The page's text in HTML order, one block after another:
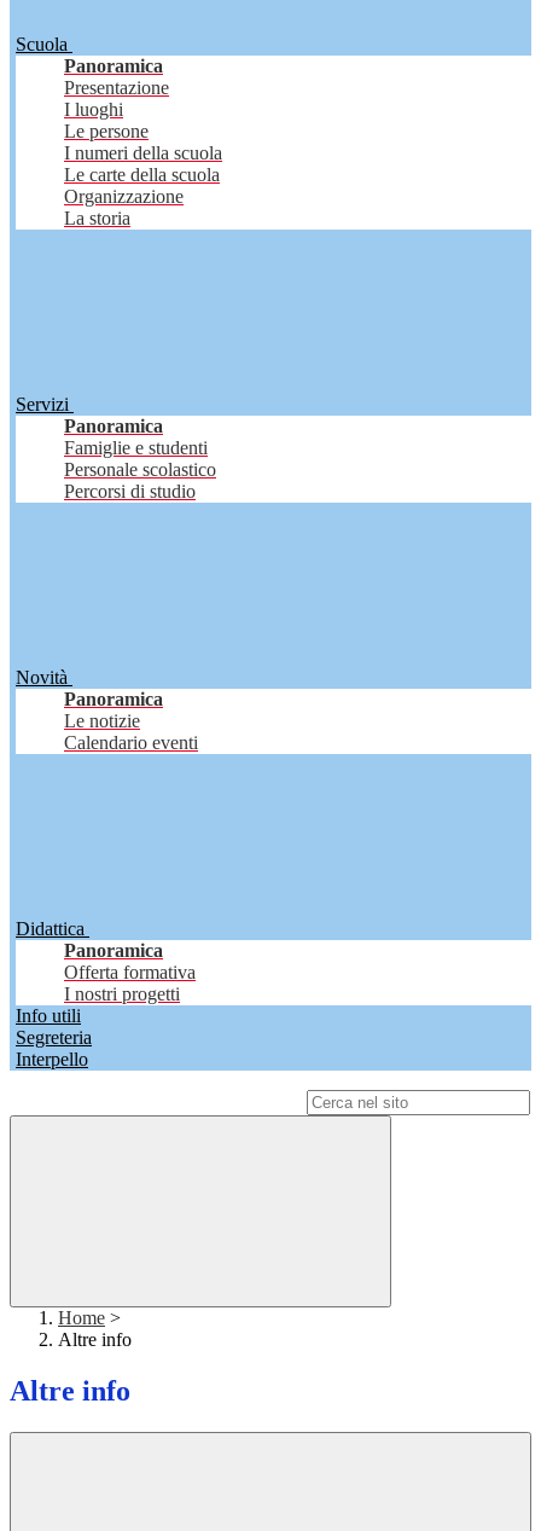
Scuola
Panoramica
Presentazione
I luoghi
Le persone
I numeri della scuola
Le carte della scuola
Organizzazione
La storia
Servizi
Panoramica
Famiglie e studenti
Personale scolastico
Percorsi di studio
Novità
Panoramica
Le notizie
Calendario eventi
Didattica
Panoramica
Offerta formativa
I nostri progetti
Info utili
Segreteria
Interpello
Home >
Altre info
Altre info